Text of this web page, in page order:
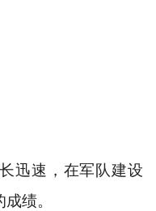
迅速，在军队建设
绩。